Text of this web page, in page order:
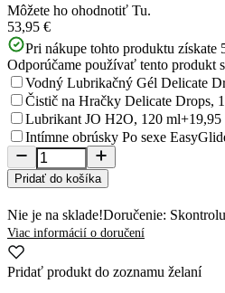
Môžete ho ohodnotiť Tu.
53,95 €
Pri nákupe tohto produktu získate
Odporúčame používať tento produkt
Vodný Lubrikačný Gél Delicate
Čistič na Hračky Delicate Drops,
Lubrikant JO H2O, 120 ml+19,95
Intímne obrúsky Po sexe
Pridať do košíka
Nie je na sklade!Doručenie:
Viac informácií o doručení
Pridať produkt do zoznamu želaní